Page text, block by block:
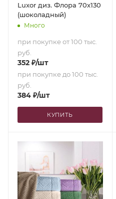
Luxor диз. Флора 70х130
(шоколадный)
Много
при покупке от 100 тыс.
руб.
352 ₽/шт
при покупке до 100 тыс.
руб.
384 ₽/шт
КУПИТЬ